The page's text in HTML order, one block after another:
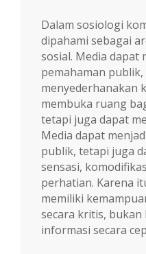
Dalam sosiologi
dipahami sebagai
sosial. Media dapat
pemahaman
menyederhanakan
membuka ruang
tetapi juga dapat
Media dapat
publik, tetapi juga
sensasi,
perhatian. Karena
memiliki
secara kritis,
informasi secara